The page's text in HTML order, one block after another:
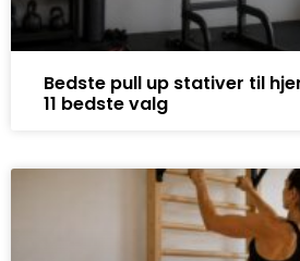
Bedste pull up stativer til
11 bedste valg